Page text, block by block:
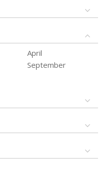
April
September